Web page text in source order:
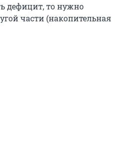
дефицит, то нужно
части (накопительная